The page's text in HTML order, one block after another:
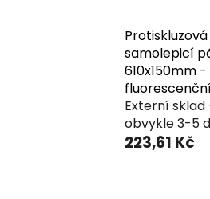
Protiskluzová
samolepicí
610x150mm -
Externí sklad
obvykle 3-5
223,61 Kč